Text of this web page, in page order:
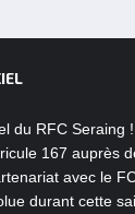
du RFC Seraing !
167 auprès
avec le
durant cette